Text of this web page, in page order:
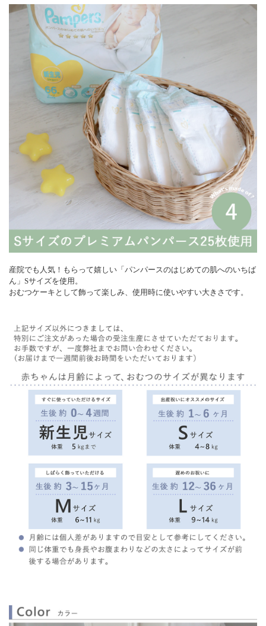
産院でも人気！もらって嬉しい「パンパースのはじめての肌へのいちば
ん」Sサイズを使用。
おむつケーキとして飾って楽しみ、使用時に使いやすい大きさです。